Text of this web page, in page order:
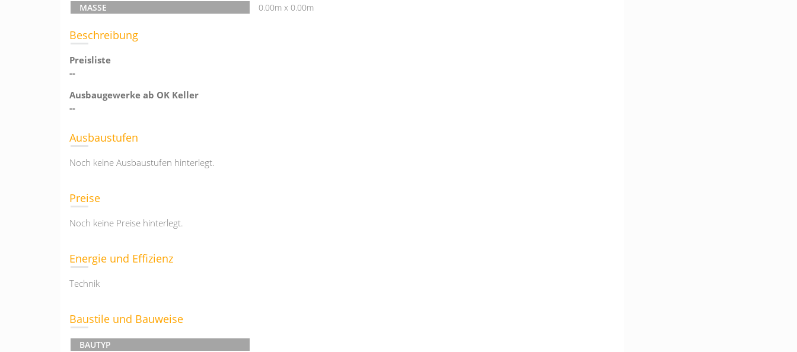
MASSE
0.00m x 0.00m
Beschreibung
Preisliste
--
Ausbaugewerke ab OK Keller
--
Ausbaustufen
Noch keine Ausbaustufen hinterlegt.
Preise
Noch keine Preise hinterlegt.
Energie und Effizienz
Technik
Baustile und Bauweise
BAUTYP